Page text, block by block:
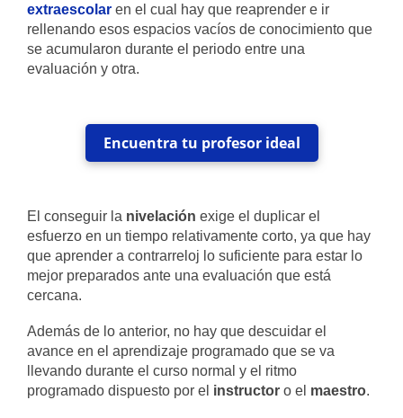
extraescolar en el cual hay que reaprender e ir
rellenando esos espacios vacíos de conocimiento que
se acumularon durante el periodo entre una
evaluación y otra.
Encuentra tu profesor ideal
El conseguir la nivelación exige el duplicar el
esfuerzo en un tiempo relativamente corto, ya que hay
que aprender a contrarreloj lo suficiente para estar lo
mejor preparados ante una evaluación que está
cercana.
Además de lo anterior, no hay que descuidar el
avance en el aprendizaje programado que se va
llevando durante el curso normal y el ritmo
programado dispuesto por el instructor o el maestro.